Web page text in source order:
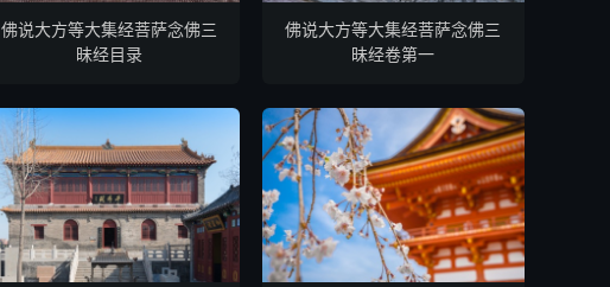
佛说大方等大集经菩萨念佛三
昧经目录
佛说大方等大集经菩萨念佛三
昧经卷第一